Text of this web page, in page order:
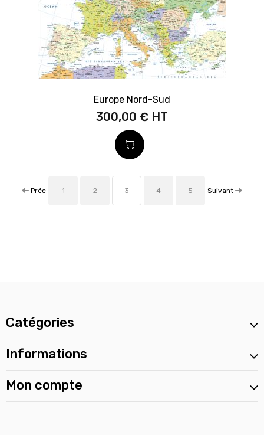
Europe Nord-Sud
300,00 €
Préc 1 2 3 4 5 Suivant
Catégories
Informations
Mon compte